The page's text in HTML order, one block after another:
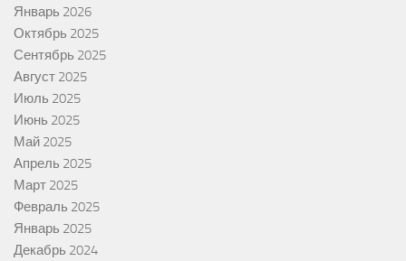
Январь 2026
Октябрь 2025
Сентябрь 2025
Август 2025
Июль 2025
Июнь 2025
Май 2025
Апрель 2025
Март 2025
Февраль 2025
Январь 2025
Декабрь 2024